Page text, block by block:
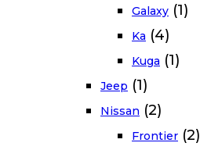
Galaxy (1)
Ka (4)
Kuga (1)
Jeep (1)
Nissan (2)
Frontier (2)